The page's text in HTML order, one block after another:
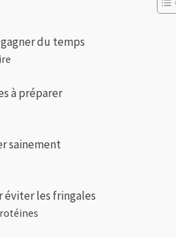
du temps
à préparer
sainement
éviter les fringales